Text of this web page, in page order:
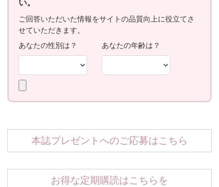
本誌プレゼントへのご応募はこちら
お得な定期購読はこちらを